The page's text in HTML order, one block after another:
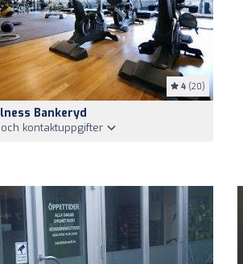
4 (20)
Bankeryd
kontaktuppgifter